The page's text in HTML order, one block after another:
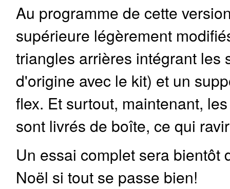
Au programme de cette
supérieure légèrement
triangles arrières intégrant les
d'origine avec le kit) et un
flex. Et surtout, maintenant,
sont livrés de boîte, ce qui
Un essai complet sera bientôt
Noël si tout se passe bien!